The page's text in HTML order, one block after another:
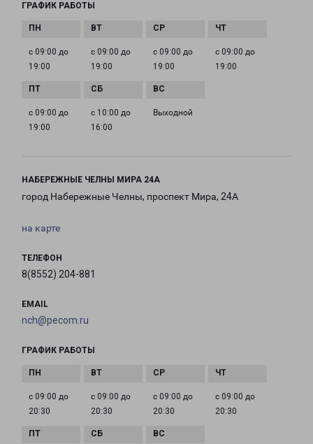
ГРАФИК РАБОТЫ
с 09:00 до
19:00
с 09:00 до
19:00
с 09:00 до
19:00
с 09:00 до
19:00
с 09:00 до
19:00
с 10:00 до
16:00
Выходной
НАБЕРЕЖНЫЕ ЧЕЛНЫ МИРА 24А
город Набережные Челны, проспект Мира, 24А
на карте
ТЕЛЕФОН
8(8552) 204-881
EMAIL
nch@pecom.ru
ГРАФИК РАБОТЫ
с 09:00 до
20:30
с 09:00 до
20:30
с 09:00 до
20:30
с 09:00 до
20:30